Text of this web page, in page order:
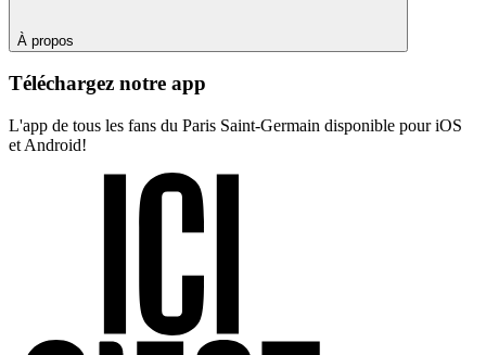
À propos
Téléchargez notre app
L'app de tous les fans du Paris Saint-Germain disponible pour iOS
et Android!